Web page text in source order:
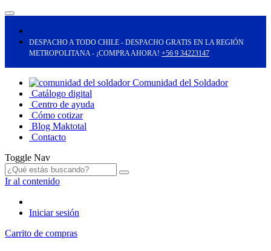
DESPACHO A TODO CHILE - DESPACHO GRATIS EN LA REGIÓN
METROPOLITANA - ¡COMPRA AHORA! +56 9 34223147
Comunidad del Soldador
Catálogo digital
Centro de ayuda
Cómo cotizar
Blog Maktotal
Contacto
Toggle Nav
Ir al contenido
Iniciar sesión
Carrito de compras